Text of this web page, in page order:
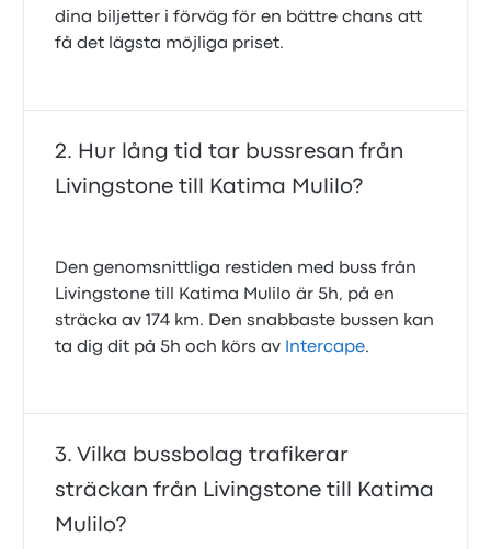
dina biljetter i förväg för en bättre chans att
få det lägsta möjliga priset.
Hur lång tid tar bussresan från
Livingstone till Katima Mulilo?
Den genomsnittliga restiden med buss från
Livingstone till Katima Mulilo är 5h, på en
sträcka av 174 km. Den snabbaste bussen kan
ta dig dit på 5h och körs av
Intercape.
Vilka bussbolag trafikerar
sträckan från Livingstone till Katima
Mulilo?